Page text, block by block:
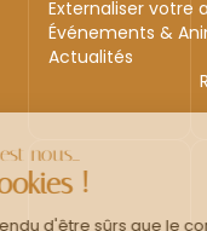
Externaliser votre
Événements &
Actualités